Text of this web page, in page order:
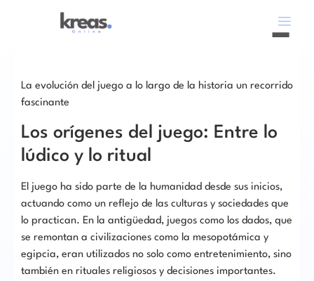
La evolución del juego a lo largo de la historia un recorrido
fascinante
Los orígenes del juego: Entre lo
lúdico y lo ritual
El juego ha sido parte de la humanidad desde sus inicios,
actuando como un reflejo de las culturas y sociedades que
lo practican. En la antigüedad, juegos como los dados, que
se remontan a civilizaciones como la mesopotámica y
egipcia, eran utilizados no solo como entretenimiento, sino
también en rituales religiosos y decisiones importantes.